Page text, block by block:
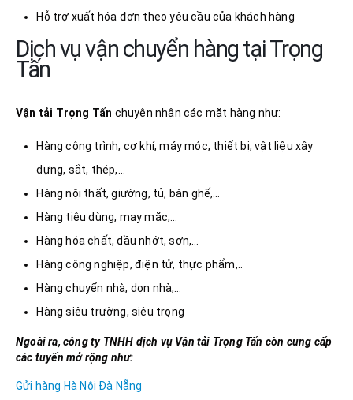
Hỗ trợ xuất hóa đơn theo yêu cầu của khách hàng
Dịch vụ vận chuyển hàng tại Trọng
Tấn
Vận tải Trọng Tấn chuyên nhận các mặt hàng như:
Hàng công trình, cơ khí, máy móc, thiết bị, vật liệu xây
dựng, sắt, thép,…
Hàng nội thất, giường, tủ, bàn ghế,…
Hàng tiêu dùng, may mặc,…
Hàng hóa chất, dầu nhớt, sơn,…
Hàng công nghiệp, điện tử, thực phẩm,..
Hàng chuyển nhà, dọn nhà,…
Hàng siêu trường, siêu trọng
Ngoài ra, công ty TNHH dịch vụ Vận tải Trọng Tấn còn cung cấp
các tuyến mở rộng như:
Gửi hàng Hà Nội Đà Nẵng